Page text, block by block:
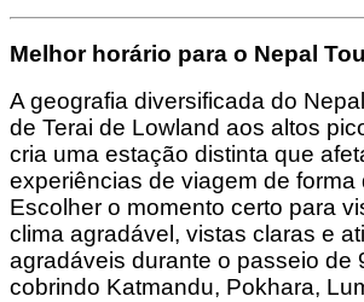
Melhor horário para o Nepal
A geografia diversificada do
de Terai de Lowland aos altos
cria uma estação distinta que
experiências de viagem de forma
Escolher o momento certo para
clima agradável, vistas claras e
agradáveis durante o passeio de
cobrindo Katmandu, Pokhara,